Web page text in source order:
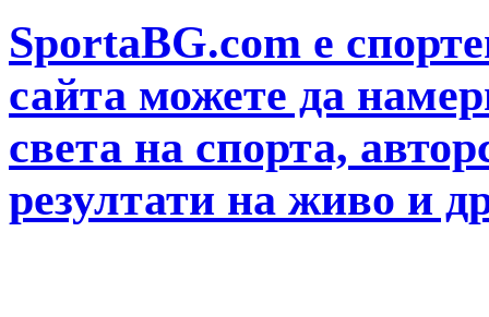
SportaBG.com е
сайта можете да
света на спорта,
резултати на живо и